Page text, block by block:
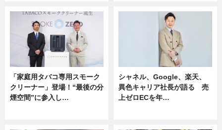
「家庭用タバコ専用スモーク
クリーナー」登場！“最後の分
煙空間”に参入し…
シャネル、Google、楽天、
異色キャリア社長が語る 売
上ゼロECを年…